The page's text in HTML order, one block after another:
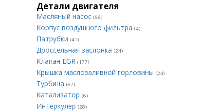
Детали двигателя
Масляный насос (58)
Корпус воздушного фильтра (4)
Патрубки (41)
Дроссельная заслонка (24)
Клапан EGR (177)
Крышка маслозаливной горловины (24)
Турбина (87)
Катализатор (6)
Интеркулер (28)